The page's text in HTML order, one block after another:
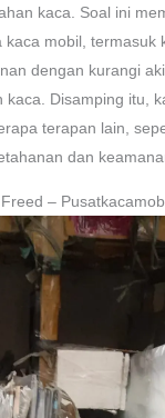
kaca. Soal ini
kaca mobil, termasuk
dengan kurangi
kaca. Disamping itu,
terapan lain,
dan
–